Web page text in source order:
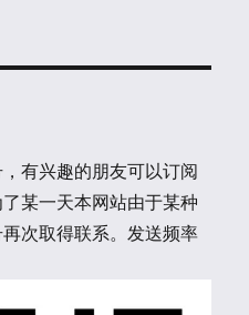
有兴趣的朋友可以订阅
某一天本网站由于某种
次取得联系。发送频率